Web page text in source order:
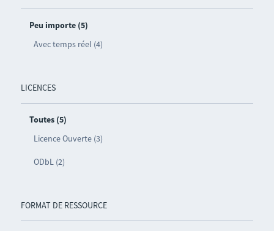
Peu importe (5)
Avec temps réel (4)
LICENCES
Toutes (5)
Licence Ouverte (3)
ODbL (2)
FORMAT DE RESSOURCE